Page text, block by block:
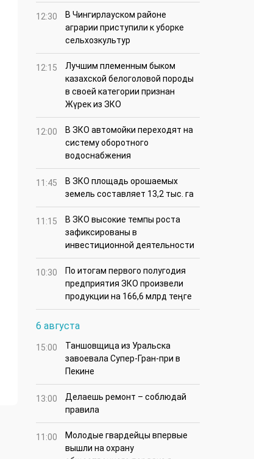
12:30
В Чингирлауском районе
аграрии приступили к уборке
сельхозкультур
12:15
Лучшим племенным быком
казахской белоголовой породы
в своей категории признан
Жүрек из ЗКО
12:00
В ЗКО автомойки переходят на
систему оборотного
водоснабжения
11:45
В ЗКО площадь орошаемых
земель составляет 13,2 тыс. га
11:15
В ЗКО высокие темпы роста
зафиксированы в
инвестиционной деятельности
10:30
По итогам первого полугодия
предприятия ЗКО произвели
продукции на 166,6 млрд теңге
6 августа
15:00
Таншовщица из Уральска
завоевала Супер-Гран-при в
Пекине
13:00
Делаешь ремонт – соблюдай
правила
11:00
Молодые гвардейцы впервые
вышли на охрану